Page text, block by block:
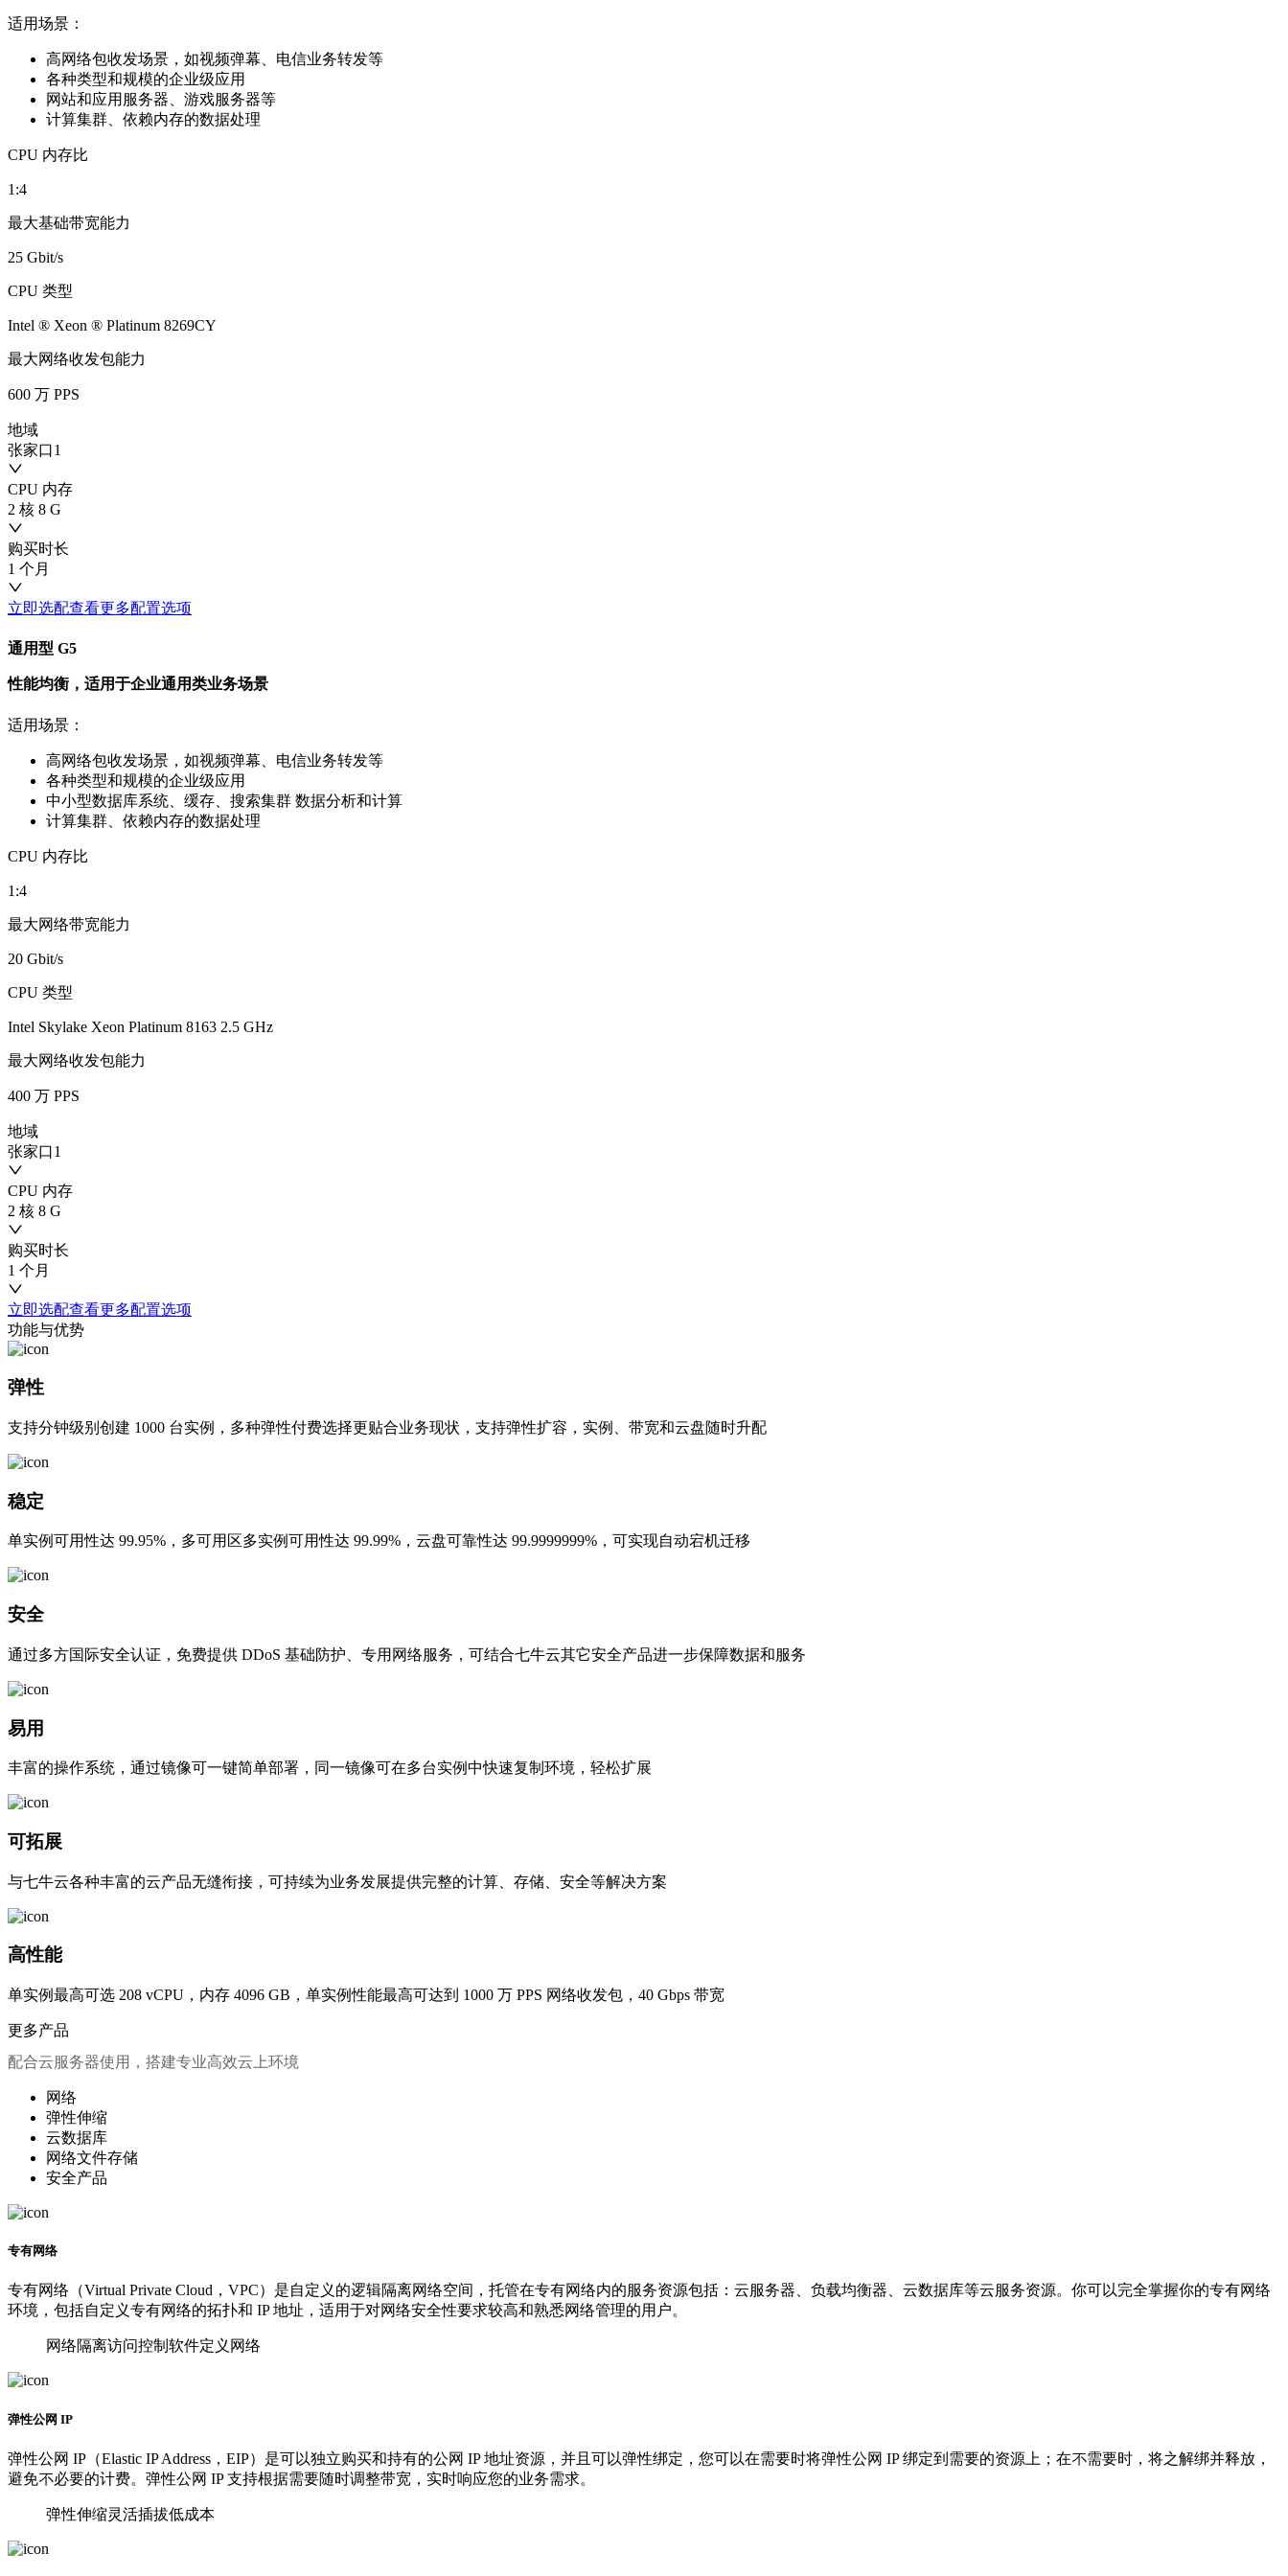
适用场景：
高网络包收发场景，如视频弹幕、电信业务转发等
各种类型和规模的企业级应用
网站和应用服务器、游戏服务器等
计算集群、依赖内存的数据处理
CPU 内存比
1:4
最大基础带宽能力
25 Gbit/s
CPU 类型
Intel ® Xeon ® Platinum 8269CY
最大网络收发包能力
600 万 PPS
地域
张家口1
CPU 内存
2 核 8 G
购买时长
1 个月
立即选配查看更多配置选项
通用型 G5
性能均衡，适用于企业通用类业务场景
适用场景：
高网络包收发场景，如视频弹幕、电信业务转发等
各种类型和规模的企业级应用
中小型数据库系统、缓存、搜索集群 数据分析和计算
计算集群、依赖内存的数据处理
CPU 内存比
1:4
最大网络带宽能力
20 Gbit/s
CPU 类型
Intel Skylake Xeon Platinum 8163 2.5 GHz
最大网络收发包能力
400 万 PPS
地域
张家口1
CPU 内存
2 核 8 G
购买时长
1 个月
立即选配查看更多配置选项
功能与优势
弹性
支持分钟级别创建 1000 台实例，多种弹性付费选择更贴合业务现状，支持弹性扩容，实例、带宽和云盘随时升配
稳定
单实例可用性达 99.95%，多可用区多实例可用性达 99.99%，云盘可靠性达 99.9999999%，可实现自动宕机迁移
安全
通过多方国际安全认证，免费提供 DDoS 基础防护、专用网络服务，可结合七牛云其它安全产品进一步保障数据和服务
易用
丰富的操作系统，通过镜像可一键简单部署，同一镜像可在多台实例中快速复制环境，轻松扩展
可拓展
与七牛云各种丰富的云产品无缝衔接，可持续为业务发展提供完整的计算、存储、安全等解决方案
高性能
单实例最高可选 208 vCPU，内存 4096 GB，单实例性能最高可达到 1000 万 PPS 网络收发包，40 Gbps 带宽
更多产品
配合云服务器使用，搭建专业高效云上环境
网络
弹性伸缩
云数据库
网络文件存储
安全产品
专有网络
专有网络（Virtual Private Cloud，VPC）是自定义的逻辑隔离网络空间，托管在专有网络内的服务资源包括：云服务器、负载均衡器、云数据库等云服务资源。你可以完全掌握你的专有网络
环境，包括自定义专有网络的拓扑和 IP 地址，适用于对网络安全性要求较高和熟悉网络管理的用户。
⽹络隔离访问控制 软件定义网络
弹性公⽹ IP
弹性公⽹ IP（Elastic IP Address，EIP）是可以独⽴购买和持有的公⽹ IP 地址资源，并且可以弹性绑定，您可以在需要时将弹性公⽹ IP 绑定到需要的资源上；在不需要时，将之解绑并释放，
避免不必要的计费。弹性公⽹ IP ⽀持根据需要随时调整带宽，实时响应您的业务需求。
弹性伸缩灵活插拔低成本